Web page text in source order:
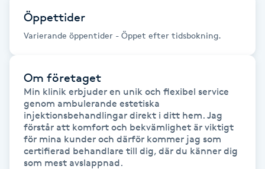
Fettreducering
Fillers
Fotmassage
Fotsvamp
Öppettider
Varierande öppentider - Öppet efter tidsbokning.
Om företaget
Min klinik erbjuder en unik och flexibel service
genom ambulerande estetiska
injektionsbehandlingar direkt i ditt hem. Jag
förstår att komfort och bekvämlighet är viktigt
för mina kunder och därför kommer jag som
certifierad behandlare till dig, där du känner dig
som mest avslappnad.